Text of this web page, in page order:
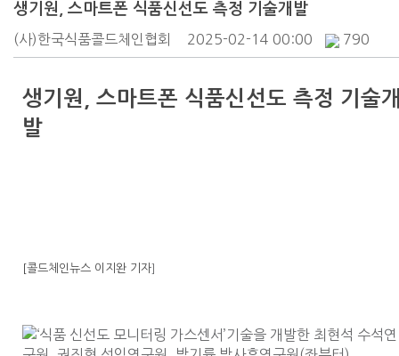
생기원, 스마트폰 식품신선도 측정 기술개발
(사)한국식품콜드체인협회 2025-02-14 00:00 790
생기원, 스마트폰 식품신선도 측정 기술
발
[콜드체인뉴스 이지완 기자]